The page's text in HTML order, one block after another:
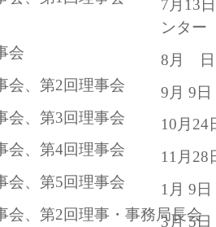
7月13
ンター
会
8月
会、第2回理事会
9月 9
会、第3回理事会
10月24
会、第4回理事会
11月28
会、第5回理事会
1月 9
会、第2回理事・事務局長会
3月 5